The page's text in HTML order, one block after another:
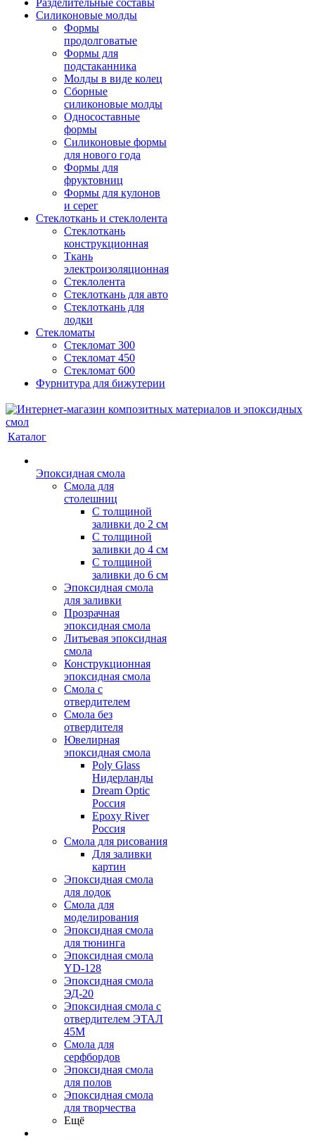
Разделительные составы
Силиконовые молды
Формы
продолговатые
Формы для
подстаканника
Молды в виде колец
Сборные
силиконовые молды
Односоставные
формы
Силиконовые формы
для нового года
Формы для
фруктовниц
Формы для кулонов
и серег
Стеклоткань и стеклолента
Стеклоткань
конструкционная
Ткань
электроизоляционная
Стеклолента
Стеклоткань для авто
Стеклоткань для
лодки
Стекломаты
Стекломат 300
Стекломат 450
Стекломат 600
Фурнитура для бижутерии
Каталог
Эпоксидная смола
Смола для
столешниц
С толщиной
заливки до 2 см
С толщиной
заливки до 4 см
С толщиной
заливки до 6 см
Эпоксидная смола
для заливки
Прозрачная
эпоксидная смола
Литьевая эпоксидная
смола
Конструкционная
эпоксидная смола
Смола с
отвердителем
Смола без
отвердителя
Ювелирная
эпоксидная смола
Poly Glass
Нидерланды
Dream Optic
Россия
Epoxy River
Россия
Смола для рисования
Для заливки
картин
Эпоксидная смола
для лодок
Смола для
моделирования
Эпоксидная смола
для тюнинга
Эпоксидная смола
YD-128
Эпоксидная смола
ЭД-20
Эпоксидная смола с
отвердителем ЭТАЛ
45М
Смола для
серфбордов
Эпоксидная смола
для полов
Эпоксидная смола
для творчества
Ещё